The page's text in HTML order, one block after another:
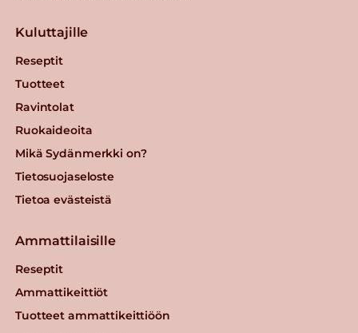
Kuluttajille
Reseptit
Tuotteet
Ravintolat
Ruokaideoita
Mikä Sydänmerkki on?
Tietosuojaseloste
Tietoa evästeistä
Ammattilaisille
Reseptit
Ammattikeittiöt
Tuotteet ammattikeittiöön